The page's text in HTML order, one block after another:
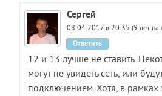
Сергей
08.04.2017 в 20:35 (9 лет
12 и 13 лучше не ставить.
могут не увидеть сеть, или
подключением. Хотя, в
Ответить